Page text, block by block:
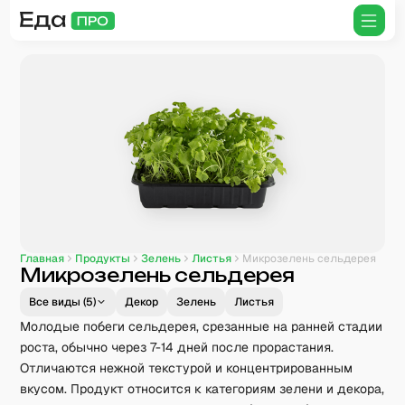
Главная Продукты Зелень Листья Микрозелень сельдерея
Микрозелень сельдерея
Все виды (5) Декор Зелень Листья
Молодые побеги сельдерея, срезанные на ранней стадии
роста, обычно через 7-14 дней после прорастания.
Отличаются нежной текстурой и концентрированным
вкусом. Продукт относится к категориям зелени и декора,